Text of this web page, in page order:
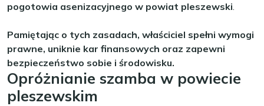
pogotowia asenizacyjnego w powiat pleszewski.
Pamiętając o tych zasadach, właściciel spełni wymogi
prawne, uniknie kar finansowych oraz zapewni
bezpieczeństwo sobie i środowisku.
Opróżnianie szamba w powiecie
pleszewskim